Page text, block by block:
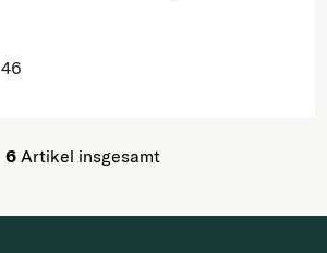
46
Steuerelemente der
6 Artikel insgesamt